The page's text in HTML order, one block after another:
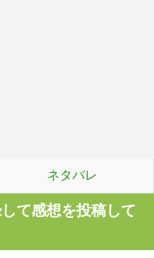
ネタバレ
て感想を投稿して